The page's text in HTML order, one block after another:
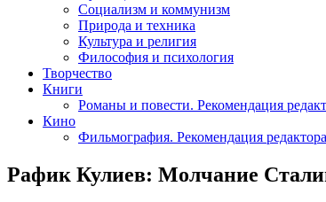
Социализм и коммунизм
Природа и техника
Культура и религия
Философия и психология
Творчество
Книги
Романы и повести. Рекомендация
Кино
Фильмография. Рекомендация редактора
Рафик Кулиев: Молчание